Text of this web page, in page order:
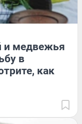
и медвежья
в
как